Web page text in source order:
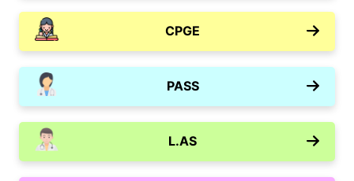
CPGE
PASS
L.AS